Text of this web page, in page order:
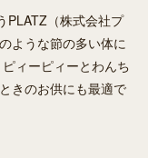
PLATZ（株式会社プ
ような節の多い体に
ィーピィーとわんち
きのお供にも最適で